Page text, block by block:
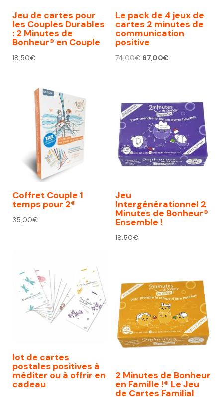
Jeu de cartes pour
les Couples Durables
: 2 Minutes de
Bonheur® en Couple
18,50€
Le pack de 4 jeux de
cartes 2 minutes de
communication
positive
74,00€ Le
74,00€.
67,00€Le
67,00€.
Coffret Couple 1
temps pour 2®
35,00€
Jeu
Intergénérationnel 2
Minutes de Bonheur®
Ensemble !
18,50€
lot de cartes
postales positives à
méditer ou à offrir en
cadeau
2 Minutes de Bonheur
en Famille !® Le Jeu
de Cartes Familial